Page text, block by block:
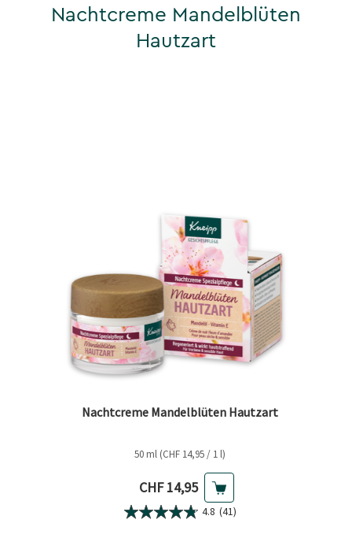
Nachtcreme Mandelblüten
Hautzart
Nachtcreme Mandelblüten Hautzart
50 ml (CHF 14,95 / 1 l)
Aktueller Preis
CHF 14,95
4.8 (41)